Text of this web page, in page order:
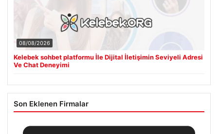
08/08/2026
Kelebek sohbet platformu İle Dijital İletişimin Seviyeli Adresi
Ve Chat Deneyimi
Son Eklenen Firmalar